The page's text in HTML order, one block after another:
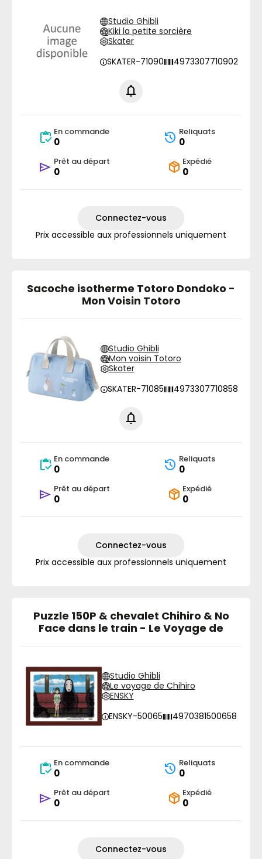
Studio Ghibli
Kiki la petite sorcière
Skater
SKATER-71090
4973307710902
En commande
0
Reliquats
0
Prêt au départ
0
Expédié
0
Connectez-vous
Prix accessible aux professionnels uniquement
Sacoche isotherme Totoro Dondoko -
Mon Voisin Totoro
Studio Ghibli
Mon voisin Totoro
Skater
SKATER-71085
4973307710858
En commande
0
Reliquats
0
Prêt au départ
0
Expédié
0
Connectez-vous
Prix accessible aux professionnels uniquement
Puzzle 150P & chevalet Chihiro & No
Face dans le train - Le Voyage de
Studio Ghibli
Le voyage de Chihiro
ENSKY
ENSKY-50065
4970381500658
En commande
0
Reliquats
0
Prêt au départ
0
Expédié
0
Connectez-vous